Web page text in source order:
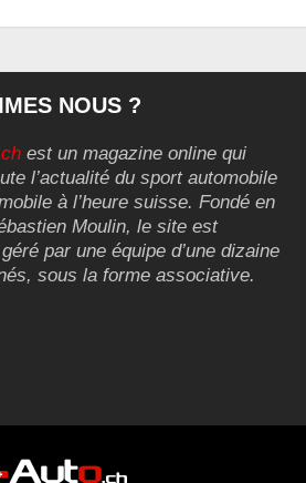
NOUS ?
est un magazine online qui
l’actualité du sport automobile
à l’heure suisse. Fondé en
Moulin, le site est
par une équipe d’une dizaine
sous la forme associative.